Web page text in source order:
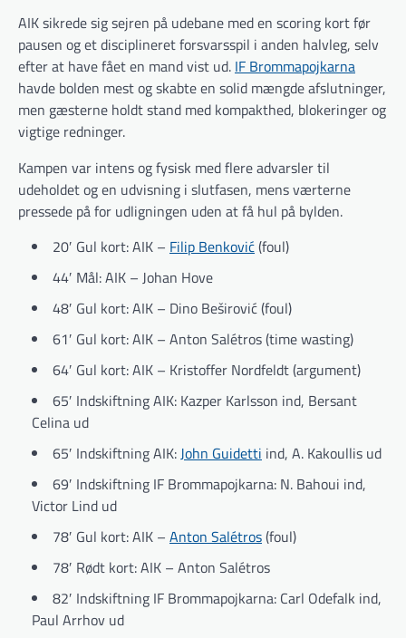
AIK sikrede sig sejren på udebane med en scoring kort før
pausen og et disciplineret forsvarsspil i anden halvleg, selv
efter at have fået en mand vist ud. IF Brommapojkarna
havde bolden mest og skabte en solid mængde afslutninger,
men gæsterne holdt stand med kompakthed, blokeringer og
vigtige redninger.
Kampen var intens og fysisk med flere advarsler til
udeholdet og en udvisning i slutfasen, mens værterne
pressede på for udligningen uden at få hul på bylden.
20′ Gul kort: AIK – Filip Benković(foul)
44′ Mål: AIK – Johan Hove
48′ Gul kort: AIK – Dino Beširović (foul)
61′ Gul kort: AIK – Anton Salétros (time wasting)
64′ Gul kort: AIK – Kristoffer Nordfeldt (argument)
65′ Indskiftning AIK: Kazper Karlsson ind, Bersant
Celina ud
65′ Indskiftning AIK: John Guidetti ind, A. Kakoullis ud
69′ Indskiftning IF Brommapojkarna: N. Bahoui ind,
Victor Lind ud
78′ Gul kort: AIK – Anton Salétros(foul)
78′ Rødt kort: AIK – Anton Salétros
82′ Indskiftning IF Brommapojkarna: Carl Odefalk ind,
Paul Arrhov ud